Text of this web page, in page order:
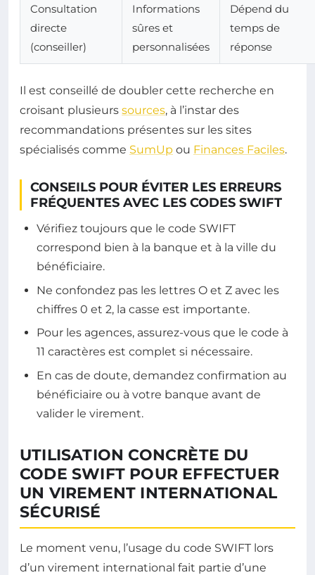
Consultation
directe
(conseiller)
Informations
sûres et
personnalisées
Dépend du
temps de
réponse
Il est conseillé de doubler cette recherche en
croisant plusieurs sources, à l’instar des
recommandations présentes sur les sites
spécialisés comme SumUp ou Finances Faciles.
CONSEILS POUR ÉVITER LES ERREURS
FRÉQUENTES AVEC LES CODES SWIFT
Vérifiez toujours que le code SWIFT
correspond bien à la banque et à la ville du
bénéficiaire.
Ne confondez pas les lettres O et Z avec les
chiffres 0 et 2, la casse est importante.
Pour les agences, assurez-vous que le code à
11 caractères est complet si nécessaire.
En cas de doute, demandez confirmation au
bénéficiaire ou à votre banque avant de
valider le virement.
UTILISATION CONCRÈTE DU
CODE SWIFT POUR EFFECTUER
UN VIREMENT INTERNATIONAL
SÉCURISÉ
Le moment venu, l’usage du code SWIFT lors
d’un virement international fait partie d’une